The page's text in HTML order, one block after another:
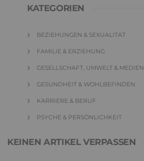
KATEGORIEN
BEZIEHUNGEN & SEXUALITÄT
FAMILIE & ERZIEHUNG
GESELLSCHAFT, UMWELT & MEDIEN
GESUNDHEIT & WOHLBEFINDEN
KARRIERE & BERUF
PSYCHE & PERSÖNLICHKEIT
KEINEN ARTIKEL VERPASSEN